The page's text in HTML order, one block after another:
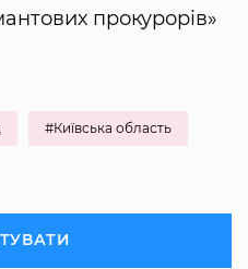
прокурорів»
#Київська область